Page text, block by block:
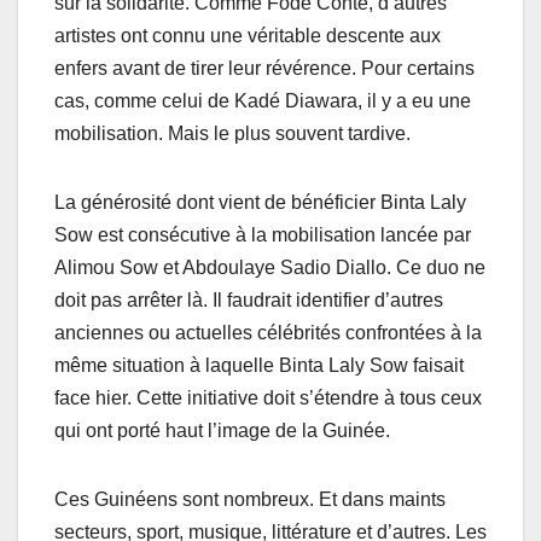
artistes ont connu une véritable descente aux
enfers avant de tirer leur révérence. Pour certains
cas, comme celui de Kadé Diawara, il y a eu une
mobilisation. Mais le plus souvent tardive.
La générosité dont vient de bénéficier Binta Laly
Sow est consécutive à la mobilisation lancée par
Alimou Sow et Abdoulaye Sadio Diallo. Ce duo ne
doit pas arrêter là. Il faudrait identifier d’autres
anciennes ou actuelles célébrités confrontées à la
même situation à laquelle Binta Laly Sow faisait
face hier. Cette initiative doit s’étendre à tous ceux
qui ont porté haut l’image de la Guinée.
Ces Guinéens sont nombreux. Et dans maints
secteurs, sport, musique, littérature et d’autres. Les